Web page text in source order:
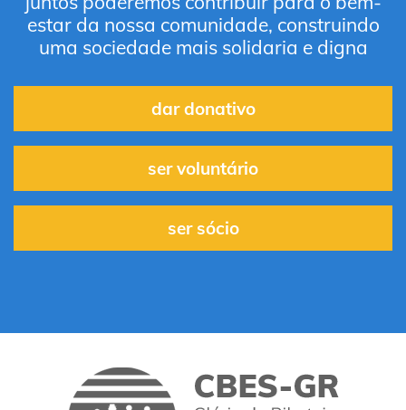
estar da nossa comunidade, construindo
uma sociedade mais solidaria e digna
dar donativo
ser voluntário
ser sócio